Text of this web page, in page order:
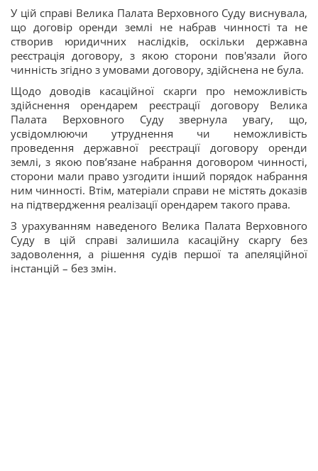
У цій справі Велика Палата Верховного Суду виснувала,
що договір оренди землі не набрав чинності та не
створив юридичних наслідків, оскільки державна
реєстрація договору, з якою сторони пов'язали його
чинність згідно з умовами договору, здійснена не була.
Щодо доводів касаційної скарги про неможливість
здійснення орендарем реєстрації договору Велика
Палата Верховного Суду звернула увагу, що,
усвідомлюючи утруднення чи неможливість
проведення державної реєстрації договору оренди
землі, з якою пов’язане набрання договором чинності,
сторони мали право узгодити інший порядок набрання
ним чинності. Втім, матеріали справи не містять доказів
на підтвердження реалізації орендарем такого права.
З урахуванням наведеного Велика Палата Верховного
Суду в цій справі залишила касаційну скаргу без
задоволення, а рішення судів першої та апеляційної
інстанцій – без змін.